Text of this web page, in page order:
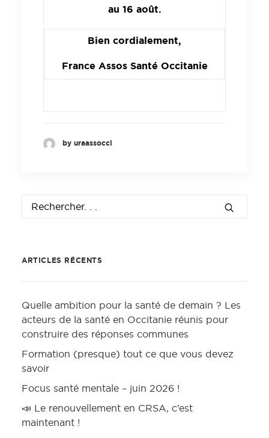
au 16 août.
Bien cordialement,
France Assos Santé Occitanie
by uraassocci
ARTICLES RÉCENTS
Quelle ambition pour la santé de demain ? Les
acteurs de la santé en Occitanie réunis pour
construire des réponses communes
Formation (presque) tout ce que vous devez
savoir
Focus santé mentale – juin 2026 !
📣 Le renouvellement en CRSA, c’est
maintenant !